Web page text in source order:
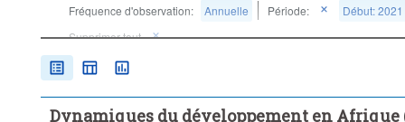
Fréquence d'observation:
Annuelle Période:
Début: 2021
Supprimer tout
Dynamiques du développement en Afrique